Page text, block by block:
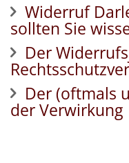
Widerruf
sollten Sie
Der
Der (oftmals
der Verwirkung